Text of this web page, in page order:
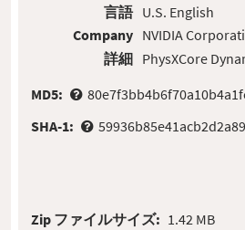
言語
Company
詳細
U.S. English
NVIDIA
PhysXCore
MD5:
SHA-1:
Zip ファイルサイズ: 1.42 MB